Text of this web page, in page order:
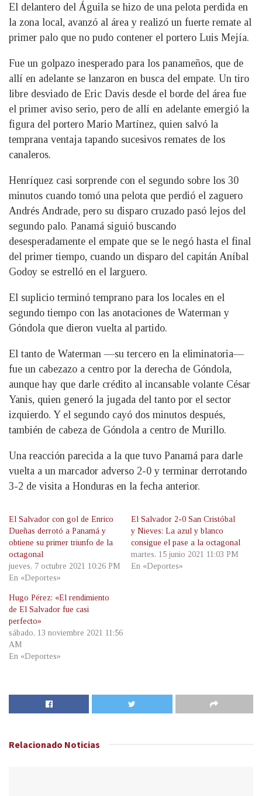
El delantero del Águila se hizo de una pelota perdida en
la zona local, avanzó al área y realizó un fuerte remate al
primer palo que no pudo contener el portero Luis Mejía.
Fue un golpazo inesperado para los panameños, que de
allí en adelante se lanzaron en busca del empate. Un tiro
libre desviado de Eric Davis desde el borde del área fue
el primer aviso serio, pero de allí en adelante emergió la
figura del portero Mario Martínez, quien salvó la
temprana ventaja tapando sucesivos remates de los
canaleros.
Henríquez casi sorprende con el segundo sobre los 30
minutos cuando tomó una pelota que perdió el zaguero
Andrés Andrade, pero su disparo cruzado pasó lejos del
segundo palo. Panamá siguió buscando
desesperadamente el empate que se le negó hasta el final
del primer tiempo, cuando un disparo del capitán Aníbal
Godoy se estrelló en el larguero.
El suplicio terminó temprano para los locales en el
segundo tiempo con las anotaciones de Waterman y
Góndola que dieron vuelta al partido.
El tanto de Waterman —su tercero en la eliminatoria—
fue un cabezazo a centro por la derecha de Góndola,
aunque hay que darle crédito al incansable volante César
Yanis, quien generó la jugada del tanto por el sector
izquierdo. Y el segundo cayó dos minutos después,
también de cabeza de Góndola a centro de Murillo.
Una reacción parecida a la que tuvo Panamá para darle
vuelta a un marcador adverso 2-0 y terminar derrotando
3-2 de visita a Honduras en la fecha anterior.
El Salvador con gol de Enrico
Dueñas derrotó a Panamá y
obtiene su primer triunfo de la
octagonal
jueves, 7 octubre 2021 10:26 PM
En «Deportes»
El Salvador 2-0 San Cristóbal
y Nieves: La azul y blanco
consigue el pase a la octagonal
martes, 15 junio 2021 11:03 PM
En «Deportes»
Hugo Pérez: «El rendimiento
de El Salvador fue casi
perfecto»
sábado, 13 noviembre 2021 11:56
AM
En «Deportes»
Relacionado Noticias